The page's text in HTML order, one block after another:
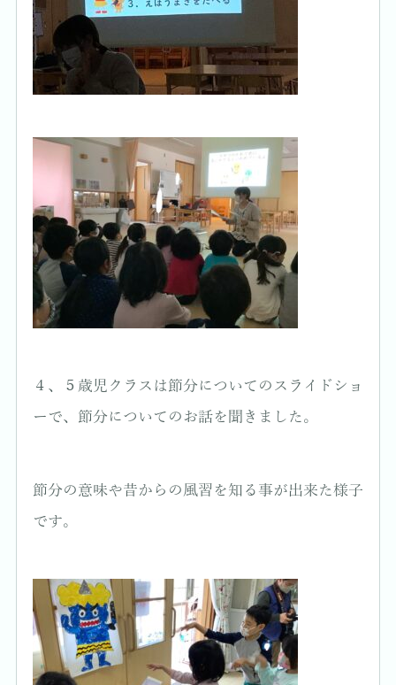
４、５歳児クラスは節分についてのスライドショ
ーで、節分についてのお話を聞きました。
節分の意味や昔からの風習を知る事が出来た様子
です。